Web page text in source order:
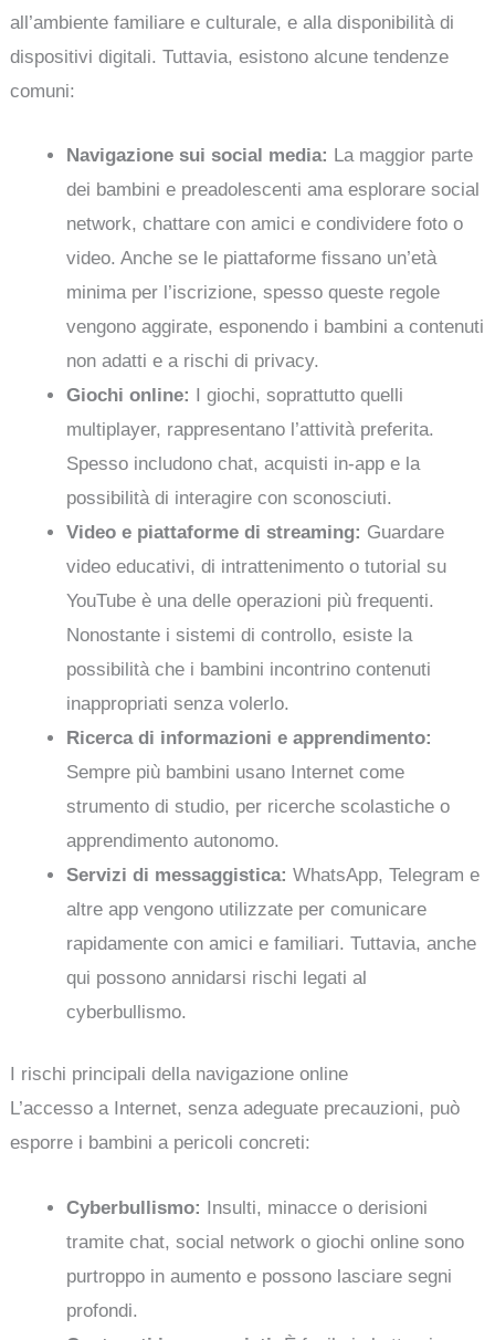
all’ambiente familiare e culturale, e alla disponibilità di
dispositivi digitali. Tuttavia, esistono alcune tendenze
comuni:
Navigazione sui social media: La maggior parte
dei bambini e preadolescenti ama esplorare social
network, chattare con amici e condividere foto o
video. Anche se le piattaforme fissano un’età
minima per l’iscrizione, spesso queste regole
vengono aggirate, esponendo i bambini a contenuti
non adatti e a rischi di privacy.
Giochi online: I giochi, soprattutto quelli
multiplayer, rappresentano l’attività preferita.
Spesso includono chat, acquisti in-app e la
possibilità di interagire con sconosciuti.
Video e piattaforme di streaming: Guardare
video educativi, di intrattenimento o tutorial su
YouTube è una delle operazioni più frequenti.
Nonostante i sistemi di controllo, esiste la
possibilità che i bambini incontrino contenuti
inappropriati senza volerlo.
Ricerca di informazioni e apprendimento:
Sempre più bambini usano Internet come
strumento di studio, per ricerche scolastiche o
apprendimento autonomo.
Servizi di messaggistica: WhatsApp, Telegram e
altre app vengono utilizzate per comunicare
rapidamente con amici e familiari. Tuttavia, anche
qui possono annidarsi rischi legati al
cyberbullismo.
I rischi principali della navigazione online
L’accesso a Internet, senza adeguate precauzioni, può
esporre i bambini a pericoli concreti:
Cyberbullismo: Insulti, minacce o derisioni
tramite chat, social network o giochi online sono
purtroppo in aumento e possono lasciare segni
profondi.